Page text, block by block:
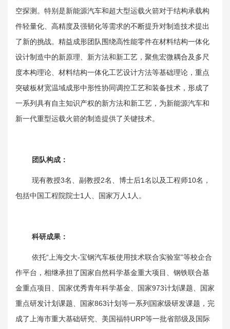
空探测。特别是新能源汽车和超大型运载火箭对于结构承载构
件轻量化、高精度及强韧化等需求的不断提升对制造技术提出
了新的挑战。精益成形团队围绕高性能零件在材料结构一体化
设计制造中的新原理、新方法和新工艺，聚焦宏微耦合及多尺
度本构理论、材料结构一体化工艺设计方法等基础理论，重点
突破板材宽温域成形中形性协同调控工艺和装备技术，形成了
一系列具有自主知识产权的新方法和新工艺，为新能源汽车和
新一代重型运载火箭的制造提供了关键技术。
团队构成：
现有教授3名、副教授2名、博士后1名以及工程师10名，
包括中国工程院院士1人、国家万人1人。
科研成果 ：
依托“上海交大-宝钢汽车板使用技术联合实验室”等校企合
作平台，相继承担了国家自然科学基金重大项目、钢铁联合基
金重点项目、国家优秀青年科学基金、国家973计划课题、国家
重点研发计划课题、国家863计划等一系列国家级研发课题，完
成了上海市重大基础研究、美国福特URP等一批省部级及国际